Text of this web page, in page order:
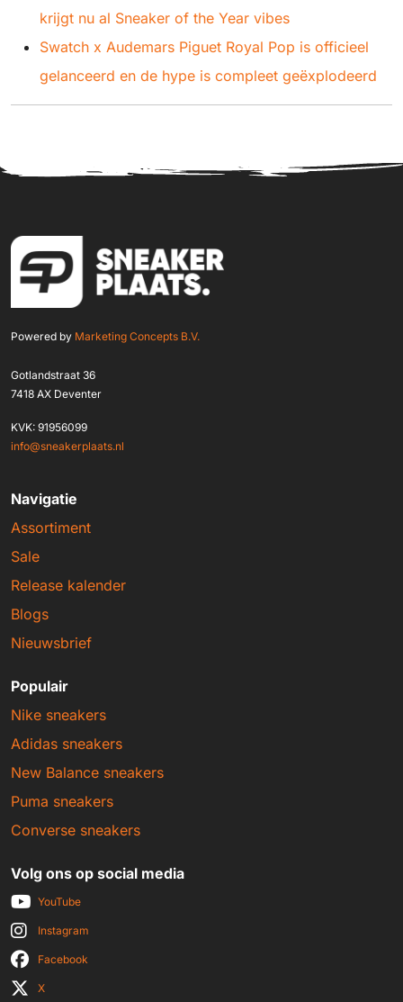
krijgt nu al Sneaker of the Year vibes
Swatch x Audemars Piguet Royal Pop is officieel
gelanceerd en de hype is compleet geëxplodeerd
Powered by Marketing Concepts B.V.
Gotlandstraat 36
7418 AX Deventer
KVK: 91956099
info@sneakerplaats.nl
Navigatie
Assortiment
Sale
Release kalender
Blogs
Nieuwsbrief
Populair
Nike sneakers
Adidas sneakers
New Balance sneakers
Puma sneakers
Converse sneakers
Volg ons op social media
YouTube
Instagram
Facebook
X